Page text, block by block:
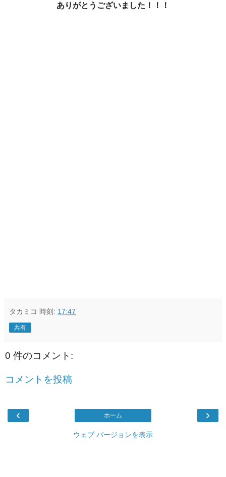
ありがとうございました！！！
タカミコ 時刻: 17:47
共有
0 件のコメント:
コメントを投稿
‹ ›
ホーム
ウェブ バージョンを表示